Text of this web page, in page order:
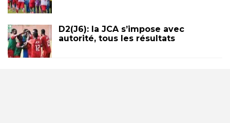
D2(J6): la JCA s’impose avec
autorité, tous les résultats